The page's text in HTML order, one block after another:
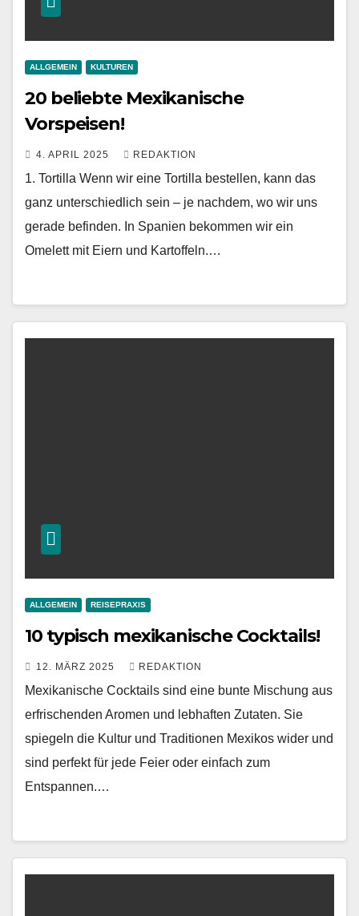
ALLGEMEIN KULTUREN
20 beliebte Mexikanische
Vorspeisen!
4. APRIL 2025 REDAKTION
1. Tortilla Wenn wir eine Tortilla bestellen, kann das
ganz unterschiedlich sein – je nachdem, wo wir uns
gerade befinden. In Spanien bekommen wir ein
Omelett mit Eiern und Kartoffeln.…
ALLGEMEIN REISEPRAXIS
10 typisch mexikanische Cocktails!
12. MÄRZ 2025 REDAKTION
Mexikanische Cocktails sind eine bunte Mischung aus
erfrischenden Aromen und lebhaften Zutaten. Sie
spiegeln die Kultur und Traditionen Mexikos wider und
sind perfekt für jede Feier oder einfach zum
Entspannen.…